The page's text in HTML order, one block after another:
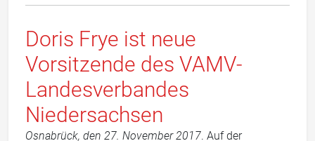
Doris Frye ist neue
Vorsitzende des VAMV-
Landesverbandes
Niedersachsen
Osnabrück, den 27. November 2017. Auf der